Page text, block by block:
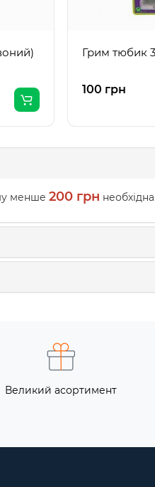
Грим тюбик
100 грн
менше 200 грн
Великий асортимент